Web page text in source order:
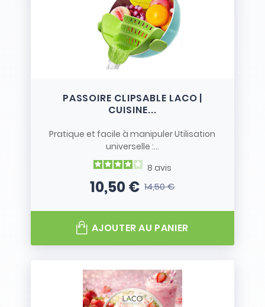
PASSOIRE CLIPSABLE LACO |
CUISINE...
Pratique et facile à manipuler Utilisation
universelle :...
8 avis
Prix
10,50 €Prix de base
14,50 €
AJOUTER AU PANIER